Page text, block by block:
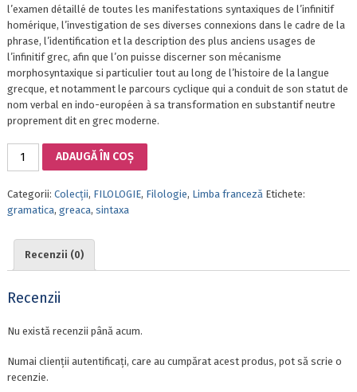
l’examen détaillé de toutes les manifestations syntaxiques de l’infinitif
homérique, l’investigation de ses diverses connexions dans le cadre de la
phrase, l’identification et la description des plus anciens usages de
l’infinitif grec, afin que l’on puisse discerner son mécanisme
morphosyntaxique si particulier tout au long de l’histoire de la langue
grecque, et notamment le parcours cyclique qui a conduit de son statut de
nom verbal en indo-européen à sa transformation en substantif neutre
proprement dit en grec moderne.
L’INFINITIF
ET
INFINITIVE
GREC
VOL
ANNEXES
ADAUGĂ ÎN COȘ
Categorii: Colecții, FILOLOGIE, Filologie, Limba franceză Etichete:
gramatica, greaca, sintaxa
Recenzii (0)
Recenzii
Nu există recenzii până acum.
Numai clienții autentificați, care au cumpărat acest produs, pot să scrie o
recenzie.